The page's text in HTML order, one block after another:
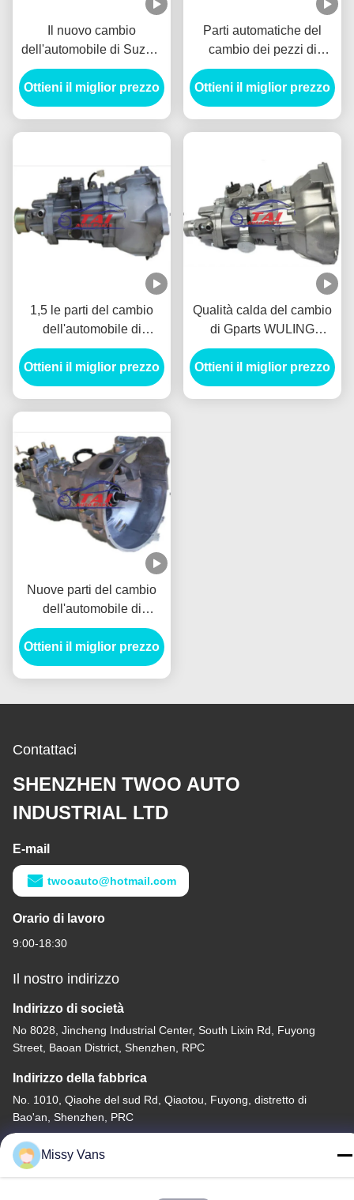
Il nuovo cambio
dell'automobile di Suzuki
parte la qualità del
cambio della
trasmissione 474
Ottieni il miglior prezzo
Parti automatiche del
cambio dei pezzi di
ricambio automatici,
cambio della
trasmissione di Wuling
Ottieni il miglior prezzo
1,5 le parti del cambio
dell'automobile di
SC16M5C, trasmissione
automatica parte il
cambio per Wuling
Ottieni il miglior prezzo
Qualità calda del cambio
di Gparts WULING
1.4//SC12M5B1 della
trasmissione di vendita
garantita
Ottieni il miglior prezzo
Nuove parti del cambio
dell'automobile di
Dongan, qualità di
trasmissione del cambio
Bs09-3 Dongan garantito
Ottieni il miglior prezzo
Contattaci
SHENZHEN TWOO AUTO
INDUSTRIAL LTD
E-mail
twooauto@hotmail.com
Orario di lavoro
9:00-18:30
Il nostro indirizzo
Indirizzo di società
No 8028, Jincheng Industrial Center, South Lixin Rd, Fuyong
Street, Baoan District, Shenzhen, RPC
Indirizzo della fabbrica
No. 1010, Qiaohe del sud Rd, Qiaotou, Fuyong, distretto di
Bao'an, Shenzhen, PRC
Telefono
+86-185-7643-6547
Missy Vans